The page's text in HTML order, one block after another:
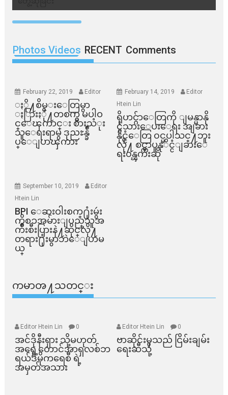
Photos Videos RECENT Comments
February 22, 2019 Editor
ႏို႔စိမ္းေတြမွာ
ႏြားႏို႔တစက္မွ မပါဝ
င္ေၾကာင္း စားသံုး
သူေရးရာမွ ဒုညႊန္ခ်ဳ
ပ္ေျပာၾကား
February 14, 2019
Editor
Htein Lin
ရိုဟင္ဂ်ာေတြကို ျမန္မာနို
င္ငံသားေပးေရး အျခား
နိုင္ငံေတြ ၀င္မပါသင္႔ဘူး
လို႔ စင္ကာပူနုိင္ငံျခားေ
ရး၀န္ၾကီးဆို
September 10, 2019
Editor
Htein Lin
BPI ​ေဆးဝါးစက္​႐ုံးမွဴး
ကိစၥအမ်ားျပည္​သူအ
က်ိဳးစီးပြားနဲ႔ဆိုင္​လို႔
တရား႐ုံးမွာဘဲေျပာမ
ယ္​
ကမာၻ႔သတင္း
Editor Htein Lin 0
အင်ဒိုနီးရှား သို့မဟုတ်
အရှေ့တောင်အာရှလစ်ဘ
ရယ်ဒီမိုကရေစီ ရဲ့
အမှတ်အသား
Editor Htein Lin 0
ဗာဆိုင်းမှသည် ငြိမ်းချမ်း
ရေးဆီသို့